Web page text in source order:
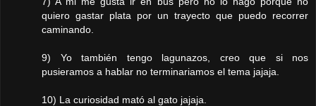
quiero gastar plata por un trayecto que puedo recorrer
caminando.
9) Yo también tengo lagunazos, creo que si nos
pusieramos a hablar no terminariamos el tema jajaja.
10) La curiosidad mató al gato jajaja.